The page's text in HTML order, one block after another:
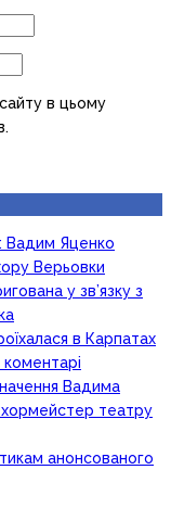
в цьому
Вадим Яценко
Верьовки
у зв’язку з
в Карпатах
коментарі
Вадима
театру
анонсованого